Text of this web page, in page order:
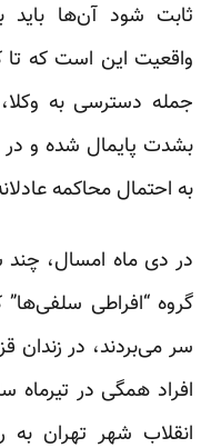
ثابت شود آن‌ها باید
واقعیت این است که تا
جمله دسترسی به
بشدت پایمال شده و
به احتمال محاکمه
در دی ماه امسال،
گروه “افراطی
سر می‌بردند، در زندان
انقلاب شهر تهران